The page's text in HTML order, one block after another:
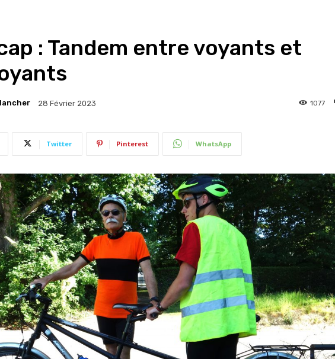
: Tandem entre voyants et
28 Février 2023 1077
Twitter Pinterest WhatsApp